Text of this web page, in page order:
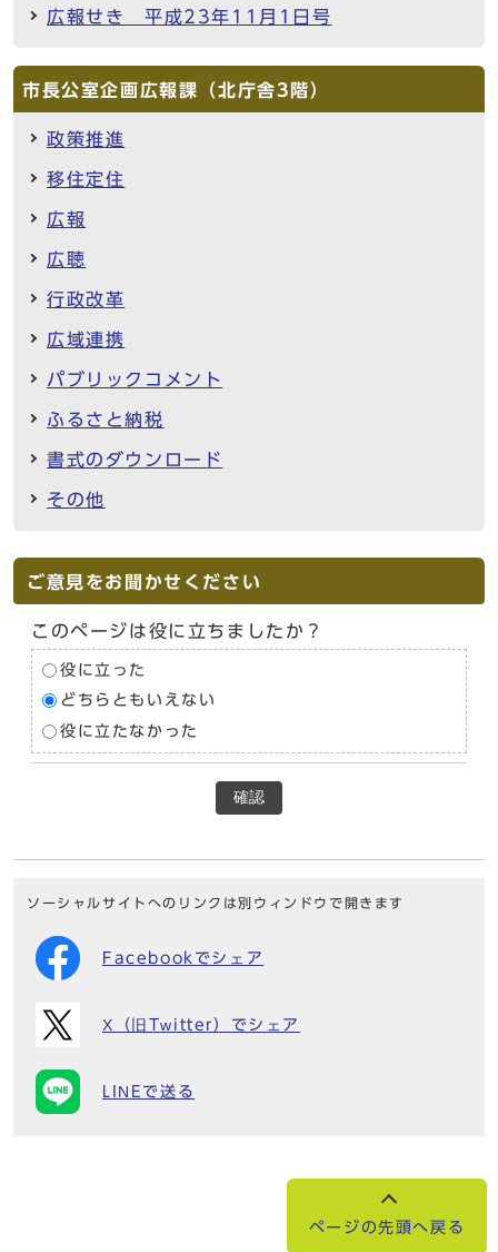
広報せき 平成23年11月1日号
市長公室企画広報課（北庁舎3階）
政策推進
移住定住
広報
広聴
行政改革
広域連携
パブリックコメント
ふるさと納税
書式のダウンロード
その他
ご意見をお聞かせください
このページは役に立ちましたか？
役に立った
どちらともいえない
役に立たなかった
確認
ソーシャルサイトへのリンクは別ウィンドウで開きます
Facebookでシェア
X（旧Twitter）でシェア
LINEで送る
ページの先頭へ戻る